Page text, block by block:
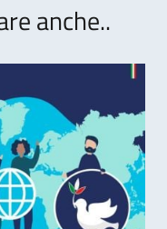
anche..